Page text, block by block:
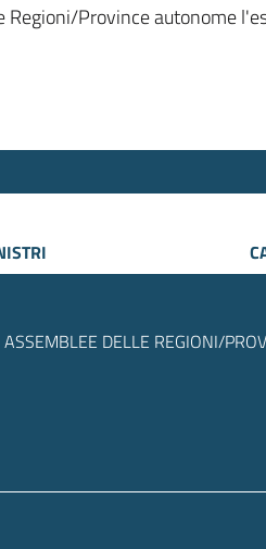
Province autonome
DELLE REGIONI/